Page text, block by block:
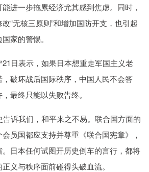
进一步拖累经济尤其感到焦虑。同时，
“无核三原则”和增加国防开支，也引起
家的警惕。
日表示，如果日本想重走军国主义老
破坏战后国际秩序，中国人民不会答
最终只能以失败告终。
告诉我们，和平来之不易。联合国方面的
员国都应支持并尊重《联合国宪章》，
日本任何试图开历史倒车的言行，都将
义与秩序面前碰得头破血流。
14110.12 -34.08 -0.24%
4651.31 -6.85